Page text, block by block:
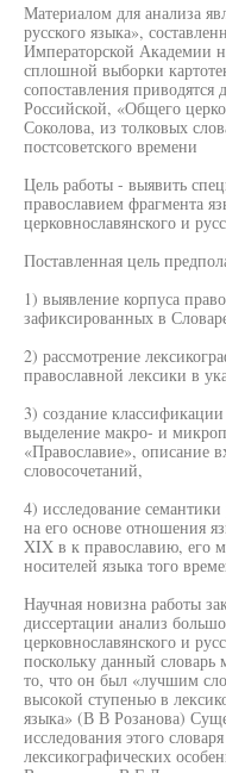
Материалом для анализа
русского языка»,
Императорской Академии
сплошной выборки
сопоставления
Российской, «Общего
Соколова, из толковых
постсоветского времени
Цель работы - выявить
православием фрагмента
церковнославянского и
Поставленная цель
1) выявление корпуса
зафиксированных в
2) рассмотрение
православной лексики в
3) создание
выделение макро- и
«Православие», описание
словосочетаний,
4) исследование
на его основе отношения
XIX в к православию, его
носителей языка того
Научная новизна работы
диссертации анализ
церковнославянского и
поскольку данный словарь
то, что он был «лучшим
высокой ступенью в
языка» (В В Розанова)
исследования этого
лексикографических